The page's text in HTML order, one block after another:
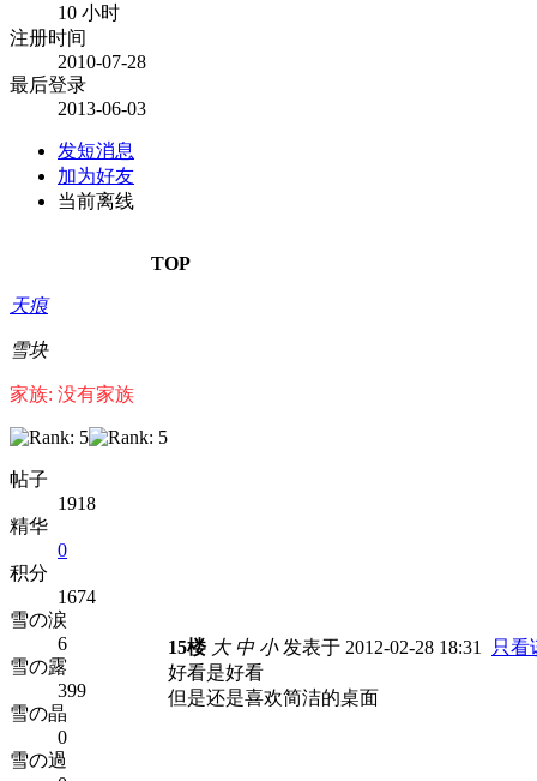
10 小时
注册时间
2010-07-28
最后登录
2013-06-03
发短消息
加为好友
当前离线
TOP
天痕
雪块
家族: 没有家族
帖子
1918
精华
0
积分
1674
雪の涙
6
雪の露
399
雪の晶
0
雪の過
15楼 大 中 小发表于 2012-02-28 18:31
只看
好看是好看
但是还是喜欢简洁的桌面